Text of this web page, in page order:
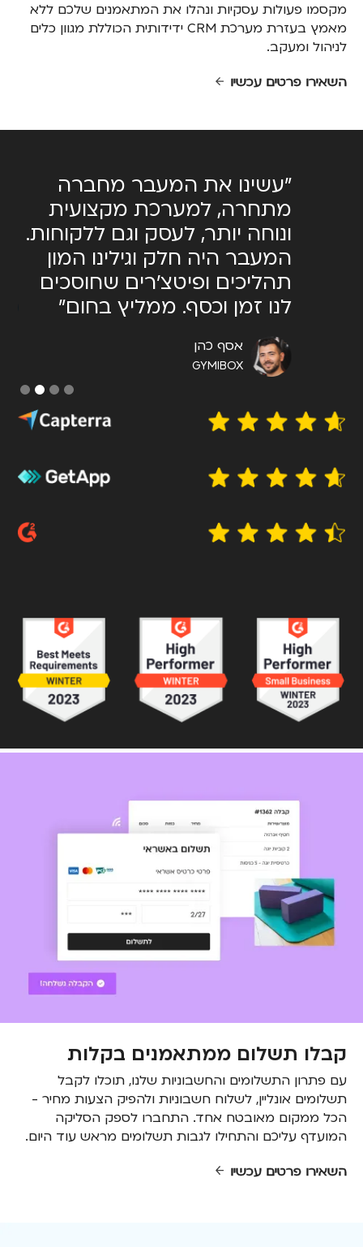
מקסמו פעולות עסקיות ונהלו את המתאמנים שלכם ללא
מאמץ בעזרת מערכת CRM ידידותית הכוללת מגוון כלים
לניהול ומעקב.
השאירו פרטים עכשיו
"עשינו את המעבר מחברה
מתחרה, למערכת מקצועית
ונוחה יותר, לעסק וגם ללקוחות.
המעבר היה חלק וגילינו המון
תהליכים ופיטצ׳רים שחוסכים
לנו זמן וכסף. ממליץ בחום"
אסף כהן
GYMIBOX
Slide 2 of 4.
קבלו תשלום ממתאמנים בקלות
עם פתרון התשלומים והחשבוניות שלנו, תוכלו לקבל
תשלומים אונליין, לשלוח חשבוניות ולהפיק הצעות מחיר -
הכל ממקום מאובטח אחד. התחברו לספק הסליקה
המועדף עליכם והתחילו לגבות תשלומים מראש עוד היום.
השאירו פרטים עכשיו